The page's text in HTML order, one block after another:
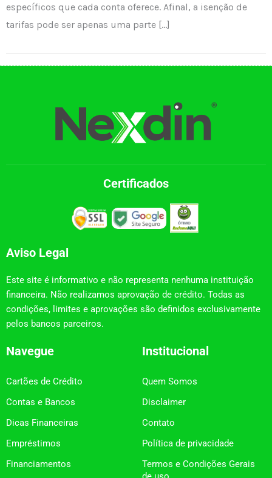
específicos que cada conta oferece. Afinal, a isenção de
tarifas pode ser apenas uma parte […]
Certificados
Aviso Legal
Este site é informativo e não representa nenhuma instituição
financeira. Não realizamos aprovação de crédito. Todas as
condições, limites e aprovações são definidos exclusivamente
pelos bancos parceiros.
Navegue
Cartões de Crédito
Contas e Bancos
Dicas Financeiras
Empréstimos
Financiamentos
Institucional
Quem Somos
Disclaimer
Contato
Política de privacidade
Termos e Condições Gerais